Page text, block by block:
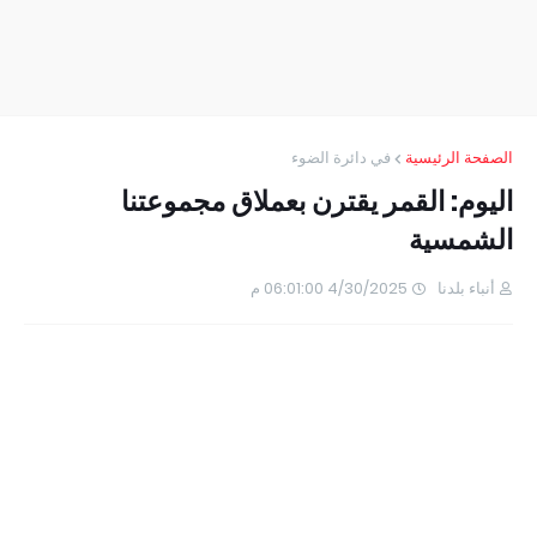
الصفحة الرئيسية في دائرة الضوء
اليوم: القمر يقترن بعملاق مجموعتنا
الشمسية
أنباء بلدنا 4/30/2025 06:01:00 م